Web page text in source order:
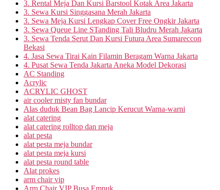
3. Rental Meja Dan Kursi Barstool Kotak Area Jakarta
3. Sewa Kursi Singgasana Merah Jakarta
3. Sewa Meja Kursi Lengkap Cover Free Ongkir Jakarta
3. Sewa Queue Line STanding Tali Bludru Merah Jakarta
3. Sewa Tenda Serut Dan Kursi Futura Area Sumareccon
Bekasi
4. Jasa Sewa Tirai Kain Filamin Beragam Warna Jakarta
4. Pusat Sewa Tenda Jakarta Aneka Model Dekorasi
AC Standing
Acrylic
ACRYLIC GHOST
air cooler misty fan bundar
Alas duduk Bean Bag Lancip Kerucut Warna-warni
alat catering
alat catering rolltop dan meja
alat pesta
alat pesta meja bundar
alat pesta meja kursi
alat pesta round table
Alat prokes
arm chair vip
Arm Chair VIP Busa Empuk